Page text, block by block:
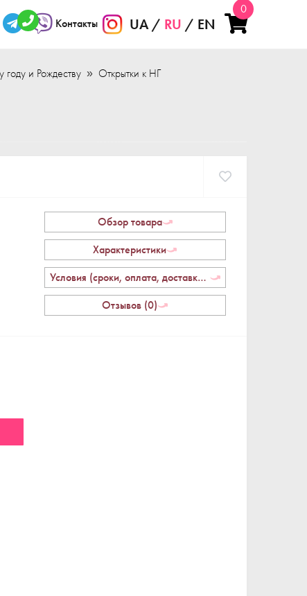
Контакты UA RU EN
0
и Рождеству
Открытки к НГ
Обзор товара
Характеристики
Условия (сроки, оплата, доставка, возврат)
Отзывов (0)